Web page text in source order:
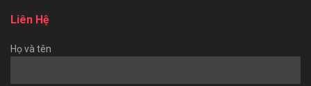
Liên Hệ
Họ và tên